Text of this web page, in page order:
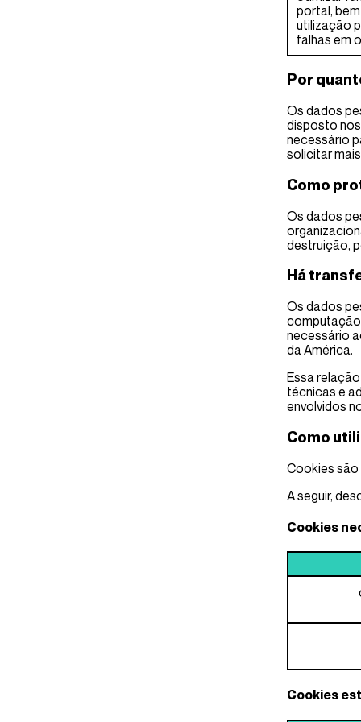
portal,
utilização
falhas em
Por
Os dados
disposto
necessário
solicitar
Como
Os dados
destruição,
Há
Os dados
computação
necessário
da América.
Essa
técnicas e
envolvidos
Como
Cookies são
A seguir,
Cookies
Cookies